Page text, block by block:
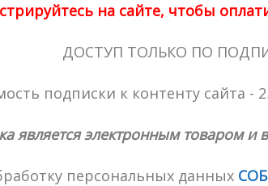
на сайте, чтобы
ДОСТУП ТОЛЬКО ПО
подписки к контенту сайта -
является электронным товаром и
персональных данных